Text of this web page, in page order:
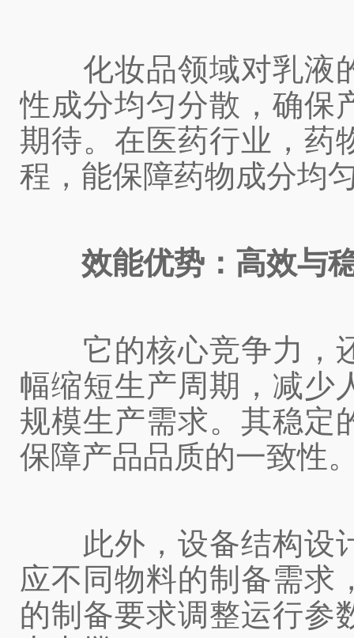
化妆品领域对乳液的
性成分均匀分散，确保
期待。在医药行业，药
程，能保障药物成分均
效能优势：高效与
它的核心竞争力，还
幅缩短生产周期，减少
规模生产需求。其稳定
保障产品品质的一致性
此外，设备结构设计
应不同物料的制备需求
的制备要求调整运行参